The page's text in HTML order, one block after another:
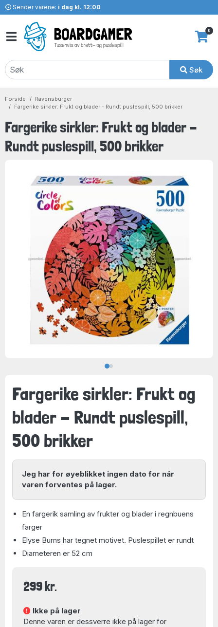
Sender varene: i dag kl. 12:00
Søk
0
Forside
Ravensburger
Fargerike sirkler: Frukt og blader - Rundt puslespill, 500 brikker
Fargerike sirkler: Frukt og blader -
Rundt puslespill, 500 brikker
Fargerike sirkler: Frukt og
blader - Rundt puslespill,
500 brikker
Jeg har for øyeblikket ingen dato for når
varen forventes på lager.
En fargerik samling av frukter og blader i regnbuens
farger
Elyse Burns har tegnet motivet. Puslespillet er rundt
Diameteren er 52 cm
299 kr.
Ikke på lager
Denne varen er dessverre ikke på lager for